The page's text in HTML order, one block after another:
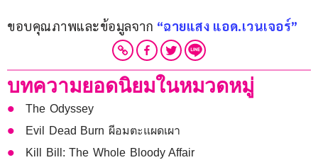
ขอบคุณภาพและข้อมูลจาก “ฉายแสง แอด.เวนเจอร์”
บทความยอดนิยมในหมวดหมู่
The Odyssey
Evil Dead Burn ผีอมตะแผดเผา
Kill Bill: The Whole Bloody Affair